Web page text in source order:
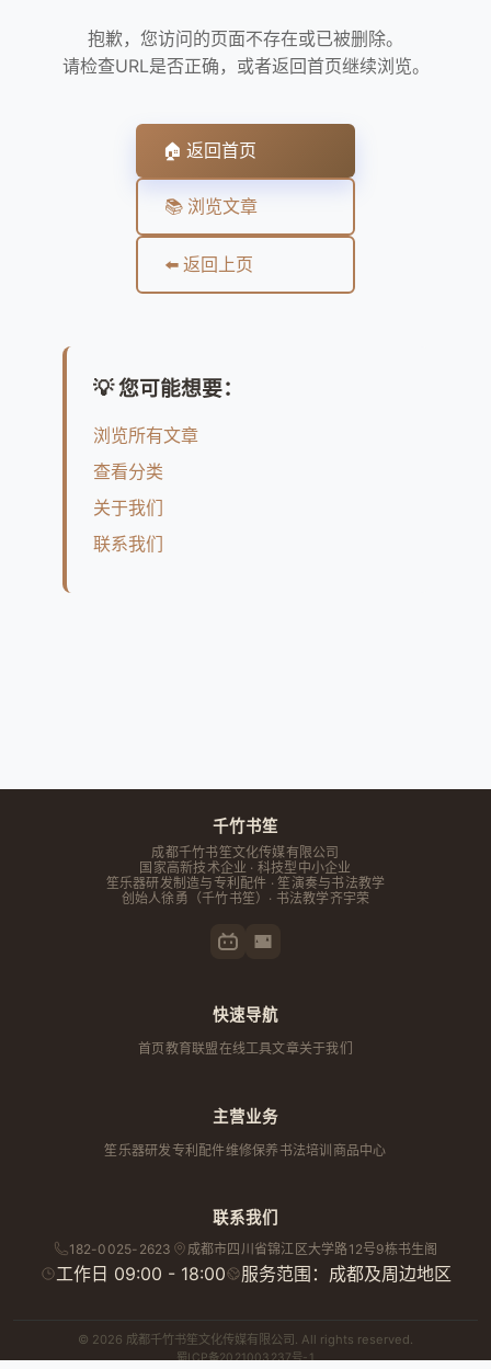
抱歉，您访问的页面不存在或已被删除。
请检查URL是否正确，或者返回首页继续浏览。
🏠 返回首页
📚 浏览文章
⬅️ 返回上页
💡 您可能想要：
浏览所有文章
查看分类
关于我们
联系我们
千竹书笙
成都千竹书笙文化传媒有限公司
国家高新技术企业 · 科技型中小企业
笙乐器研发制造与专利配件 · 笙演奏与书法教学
创始人徐勇 （千竹书笙）· 书法教学齐宇荣
快速导航
首页教育联盟在线工具文章关于我们
主营业务
笙乐器研发专利配件维修保养 书法培训 商品中心
联系我们
182-0025-2623 成都市四川省锦江区大学路12号9栋书生阁
工作日 09:00 - 18:00 服务范围：成都及周边地区
© 2026 成都千竹书笙文化传媒有限公司. All rights reserved.
蜀ICP备2021003237号-1